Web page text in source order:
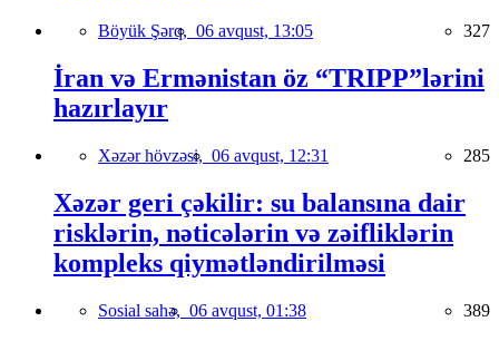
Böyük Şərq, 06 avqust, 13:05 327
İran və Ermənistan öz “TRIPP”lərini
hazırlayır
Xəzər hövzəsi, 06 avqust, 12:31 285
Xəzər geri çəkilir: su balansına dair
risklərin, nəticələrin və zəifliklərin
kompleks qiymətləndirilməsi
Sosial sahə, 06 avqust, 01:38 389